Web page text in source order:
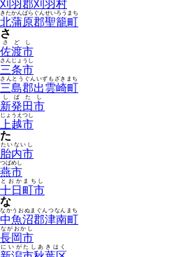
刈羽郡刈羽村
北蒲原郡聖籠町
きたかんばらぐんせいろうまち
さ
佐渡市
さどし
三条市
さんじょうし
三島郡出雲崎町
さんとうぐんいずもざきまち
新発田市
しばたし
上越市
じょうえつし
た
胎内市
たいないし
燕市
つばめし
十日町市
とおかまちし
な
中魚沼郡津南町
なかうおぬまぐんつなんまち
長岡市
ながおかし
にいがたしあきはく